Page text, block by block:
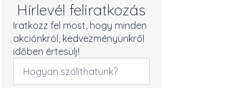
Hírlevél feliratkozás
Iratkozz fel most, hogy minden
akciónkról, kedvezményünkről
időben értesülj!
Név